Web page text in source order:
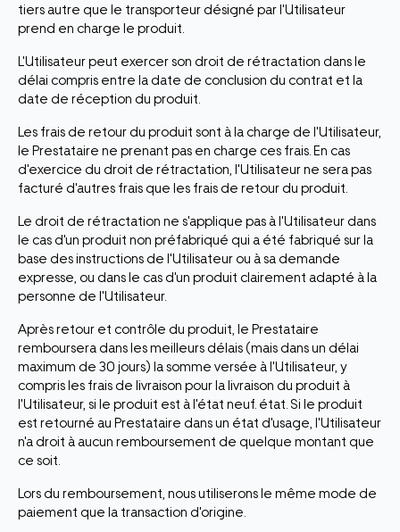
tiers autre que le transporteur désigné par l'Utilisateur
prend en charge le produit.
L'Utilisateur peut exercer son droit de rétractation dans le
délai compris entre la date de conclusion du contrat et la
date de réception du produit.
Les frais de retour du produit sont à la charge de l'Utilisateur,
le Prestataire ne prenant pas en charge ces frais. En cas
d'exercice du droit de rétractation, l'Utilisateur ne sera pas
facturé d'autres frais que les frais de retour du produit.
Le droit de rétractation ne s'applique pas à l'Utilisateur dans
le cas d'un produit non préfabriqué qui a été fabriqué sur la
base des instructions de l'Utilisateur ou à sa demande
expresse, ou dans le cas d'un produit clairement adapté à la
personne de l'Utilisateur.
Après retour et contrôle du produit, le Prestataire
remboursera dans les meilleurs délais (mais dans un délai
maximum de 30 jours) la somme versée à l'Utilisateur, y
compris les frais de livraison pour la livraison du produit à
l'Utilisateur, si le produit est à l'état neuf. état. Si le produit
est retourné au Prestataire dans un état d'usage, l'Utilisateur
n'a droit à aucun remboursement de quelque montant que
ce soit.
Lors du remboursement, nous utiliserons le même mode de
paiement que la transaction d'origine.